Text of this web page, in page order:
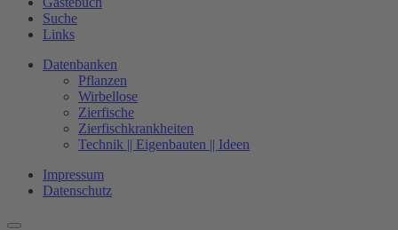
Suche
Links
Datenbanken
Pflanzen
Wirbellose
Zierfische
Zierfischkrankheiten
Technik || Eigenbauten || Ideen
Impressum
Datenschutz